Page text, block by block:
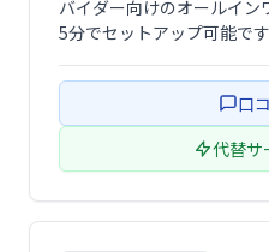
バイダー向けのオールイン
5分でセットアップ可能で
されています。
口
代替サ